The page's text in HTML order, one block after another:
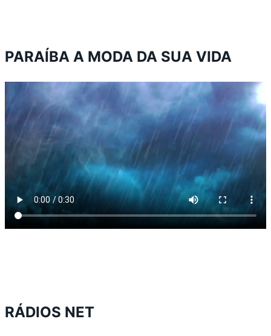
PARAÍBA A MODA DA SUA VIDA
RÁDIOS NET